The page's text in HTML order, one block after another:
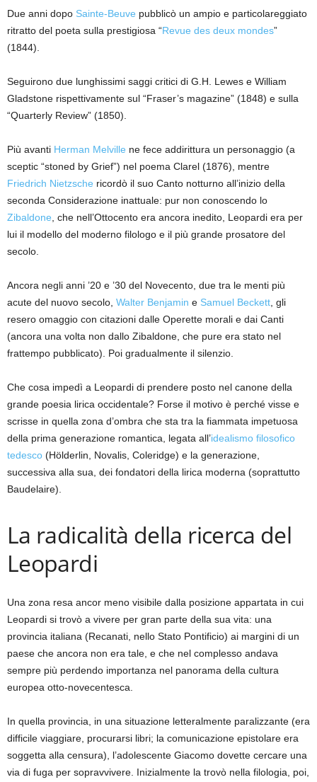
Due anni dopo Sainte-Beuve pubblicò un ampio e particolareggiato
ritratto del poeta sulla prestigiosa “Revue des deux mondes”
(1844).
Seguirono due lunghissimi saggi critici di G.H. Lewes e William
Gladstone rispettivamente sul “Fraser’s magazine” (1848) e sulla
“Quarterly Review” (1850).
Più avanti Herman Melville ne fece addirittura un personaggio (a
sceptic “stoned by Grief”) nel poema Clarel (1876), mentre
Friedrich Nietzsche ricordò il suo Canto notturno all’inizio della
seconda Considerazione inattuale: pur non conoscendo lo
Zibaldone , che nell’Ottocento era ancora inedito, Leopardi era per
lui il modello del moderno filologo e il più grande prosatore del
secolo.
Ancora negli anni ’20 e ’30 del Novecento, due tra le menti più
acute del nuovo secolo, Walter Benjamin e Samuel Beckett , gli
resero omaggio con citazioni dalle Operette morali e dai Canti
(ancora una volta non dallo Zibaldone, che pure era stato nel
frattempo pubblicato). Poi gradualmente il silenzio.
Che cosa impedì a Leopardi di prendere posto nel canone della
grande poesia lirica occidentale? Forse il motivo è perché visse e
scrisse in quella zona d’ombra che sta tra la fiammata impetuosa
della prima generazione romantica, legata all’idealismo filosofico
tedesco (Hölderlin, Novalis, Coleridge) e la generazione,
successiva alla sua, dei fondatori della lirica moderna (soprattutto
Baudelaire).
La radicalità della ricerca del
Leopardi
Una zona resa ancor meno visibile dalla posizione appartata in cui
Leopardi si trovò a vivere per gran parte della sua vita: una
provincia italiana (Recanati, nello Stato Pontificio) ai margini di un
paese che ancora non era tale, e che nel complesso andava
sempre più perdendo importanza nel panorama della cultura
europea otto-novecentesca.
In quella provincia, in una situazione letteralmente paralizzante (era
difficile viaggiare, procurarsi libri; la comunicazione epistolare era
soggetta alla censura), l’adolescente Giacomo dovette cercare una
via di fuga per sopravvivere. Inizialmente la trovò nella filologia, poi,